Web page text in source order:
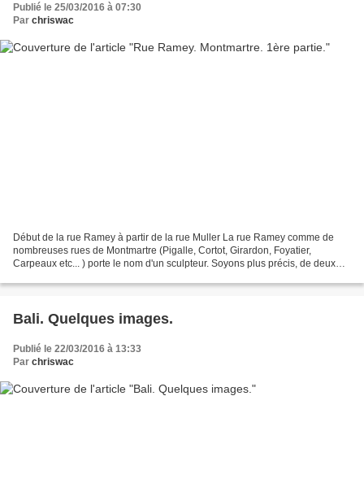
Publié le 25/03/2016 à 07:30
Par chriswac
Début de la rue Ramey à partir de la rue Muller La rue Ramey comme de
nombreuses rues de Montmartre (Pigalle, Cortot, Girardon, Foyatier,
Carpeaux etc... ) porte le nom d'un sculpteur. Soyons plus précis, de deux
Bali. Quelques images.
Publié le 22/03/2016 à 13:33
Par chriswac